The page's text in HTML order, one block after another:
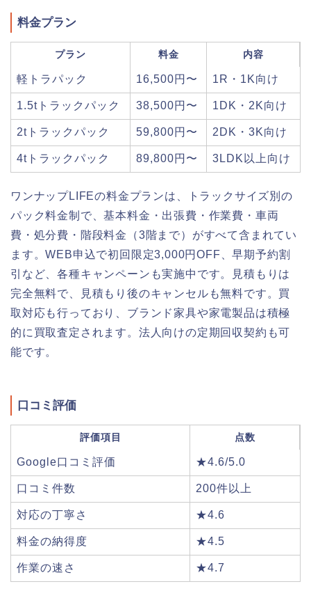
料金プラン
プラン 料金 内容
軽トラパック 16,500円〜 1R・1K向け
1.5tトラックパック 38,500円〜 1DK・2K向け
2tトラックパック 59,800円〜 2DK・3K向け
4tトラックパック 89,800円〜 3LDK以上向け
ワンナップLIFEの料金プランは、トラックサイズ別の
パック料金制で、基本料金・出張費・作業費・車両
費・処分費・階段料金（3階まで）がすべて含まれてい
ます。WEB申込で初回限定3,000円OFF、早期予約割
引など、各種キャンペーンも実施中です。見積もりは
完全無料で、見積もり後のキャンセルも無料です。買
取対応も行っており、ブランド家具や家電製品は積極
的に買取査定されます。法人向けの定期回収契約も可
能です。
口コミ評価
評価項目 点数
Google口コミ評価 ★4.6/5.0
口コミ件数 200件以上
対応の丁寧さ ★4.6
料金の納得度 ★4.5
作業の速さ ★4.7